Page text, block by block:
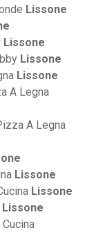
Lissone
Lissone
Lissone
Lissone
A Legna
A Legna
Lissone
Lissone
Lissone